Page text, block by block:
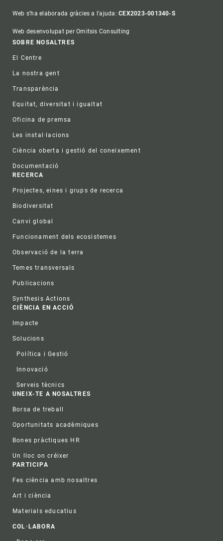
Web s'ha elaborada gràcies a l'ajuda:CEX2023-001340-S
Web desenvolupat per Omitsis Consulting
Footer
SOBRE NOSALTRES
El Centre
La nostra gent
Transparència
Equitat, diversitat i igualtat
Oficina de premsa
Les instal·lacions
Ciència oberta i gestió del coneixement
Documentació
RECERCA
Projectes, eines i grups de recerca
Biodiversitat
Canvi global
Funcionament dels ecosistemes
Observació de la terra
Temes transversals
Publicacions
Synthesis Actions
CIÈNCIA EN ACCIÓ
Impacte
Solucions
Política i Gestió
Innovació
Serveis tècnics
UNEIX-TE A NOSALTRES
Borsa de treball
Oportunitats acadèmiques
Bones pràctiques HR
Un lloc on créixer
PARTICIPA
Fes ciència amb nosaltres
Art i ciència
Materials educatius
COL·LABORA